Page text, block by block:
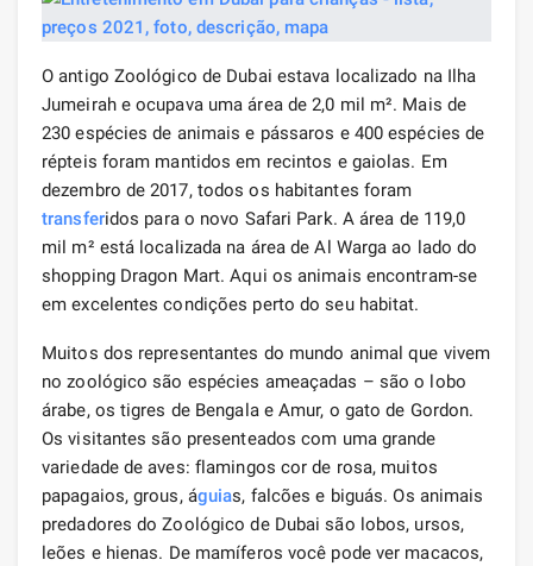
O antigo Zoológico de Dubai estava localizado na Ilha
Jumeirah e ocupava uma área de 2,0 mil m². Mais de
230 espécies de animais e pássaros e 400 espécies de
répteis foram mantidos em recintos e gaiolas. Em
dezembro de 2017, todos os habitantes foram
transferidos para o novo Safari Park. A área de 119,0
mil m² está localizada na área de Al Warga ao lado do
shopping Dragon Mart. Aqui os animais encontram-se
em excelentes condições perto do seu habitat.
Muitos dos representantes do mundo animal que vivem
no zoológico são espécies ameaçadas – são o lobo
árabe, os tigres de Bengala e Amur, o gato de Gordon.
Os visitantes são presenteados com uma grande
variedade de aves: flamingos cor de rosa, muitos
papagaios, grous, águias, falcões e biguás. Os animais
predadores do Zoológico de Dubai são lobos, ursos,
leões e hienas. De mamíferos você pode ver macacos,